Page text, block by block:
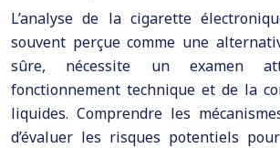
L’analyse de la cigarette
souvent perçue comme une
sûre, nécessite un examen
fonctionnement technique et de la
liquides. Comprendre les
d’évaluer les risques potentiels